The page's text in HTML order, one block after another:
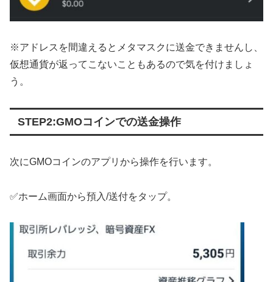
※アドレスを間違えるとメタマスクに送金できませんし、
仮想通貨が返ってこないこともあるので気を付けましょ
う。
STEP2:GMOコインでの送金操作
次にGMOコインのアプリから操作を行います。
✅ホーム画面から預入/送付をタップ。